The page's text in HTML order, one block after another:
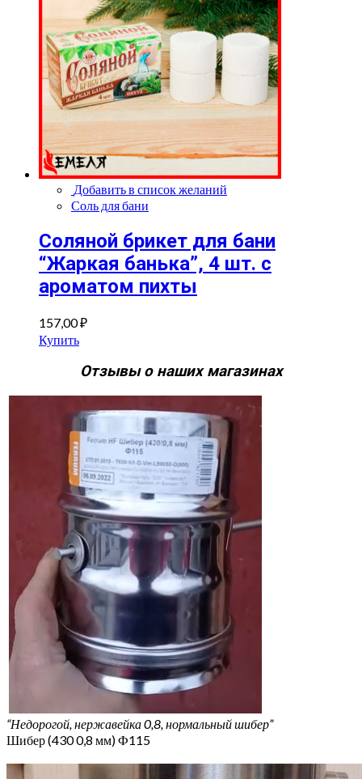
Добавить в список желаний
Соль для бани
Соляной брикет для бани
“Жаркая банька”, 4 шт. с
ароматом пихты
157,00₽
Купить
Отзывы о наших магазинах
“Недорогой, нержавейка 0,8, нормальный шибер”
Шибер (430 0,8 мм) Ф115